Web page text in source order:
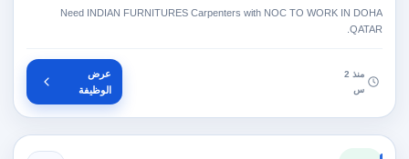
Need INDIAN FURNITURES Carpenters with NOC TO WORK IN DOHA
QATAR.
منذ 2
س
عرض
الوظيفة